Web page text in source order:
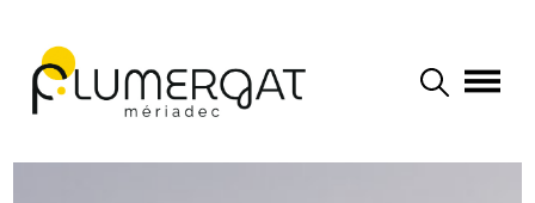
Navigation principale